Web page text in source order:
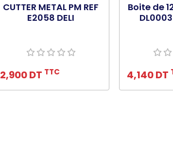
CUTTER METAL PM REF
E2058 DELI
2,900 DT TTC
Boite de
DL0003
4,140 DT